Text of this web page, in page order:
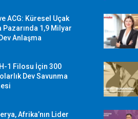
ACG: Küresel Uçak
Pazarında 1,9 Milyar
Anlaşma
1 Filosu İçin 300
Dev Savunma
Afrika’nın Lider